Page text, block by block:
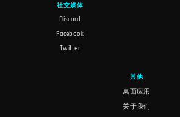
社交媒体
Discord
Facebook
Twitter
其他
桌面应用
关于我们